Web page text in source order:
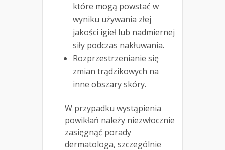
które mogą powstać w
wyniku używania złej
jakości igieł lub nadmiernej
siły podczas nakłuwania.
Rozprzestrzenianie się
zmian trądzikowych na
inne obszary skóry.
W przypadku wystąpienia
powikłań należy niezwłocznie
zasięgnąć porady
dermatologa, szczególnie